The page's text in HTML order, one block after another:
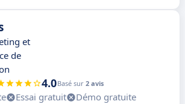
et
de
4.0Basé sur 2 avis
Essai gratuit Démo gratuite